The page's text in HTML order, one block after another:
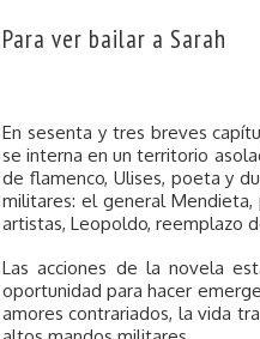
Para ver bailar a Sarah
En sesenta y tres breves
se interna en un territorio
de flamenco, Ulises, poeta y
militares: el general
artistas, Leopoldo, reemplazo
Las acciones de la novela
oportunidad para hacer
amores contrariados, la vida